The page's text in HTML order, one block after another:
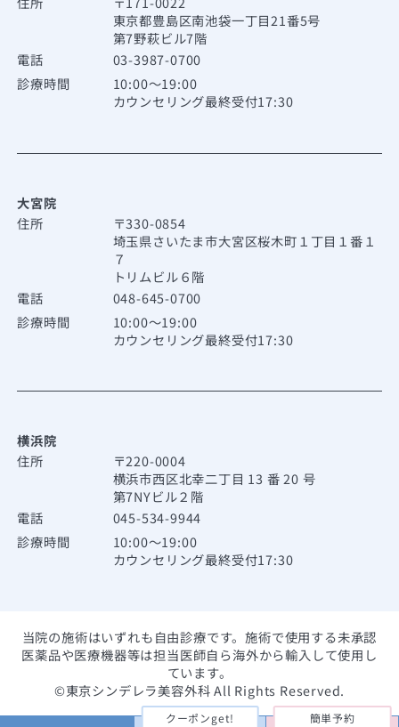
クーポンget! 簡単予約
東京都豊島区南池袋一丁目21番5号
第7野萩ビル7階
電話
03-3987-0700
診療時間
10:00～19:00
カウンセリング最終受付17:30
大宮院
住所
〒330-0854
埼玉県さいたま市大宮区桜木町１丁目１番１
７
トリムビル６階
電話
048-645-0700
診療時間
10:00～19:00
カウンセリング最終受付17:30
横浜院
住所
〒220-0004
横浜市西区北幸二丁目 13 番 20 号
第7NYビル２階
電話
045-534-9944
診療時間
10:00～19:00
カウンセリング最終受付17:30
当院の施術はいずれも自由診療です。施術で使用する未承認
医薬品や医療機器等は担当医師自ら海外から輸入して使用し
ています。
©東京シンデレラ美容外科 All Rights Reserved.